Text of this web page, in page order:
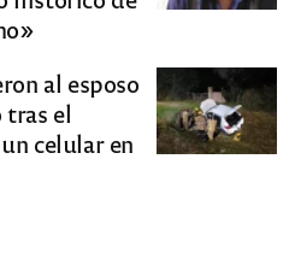
al esposo
el
celular en